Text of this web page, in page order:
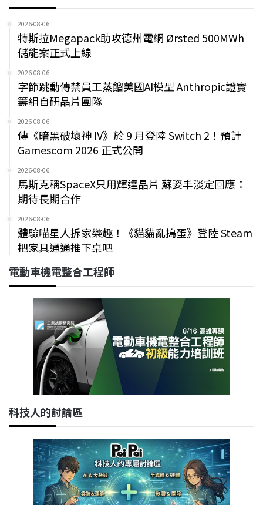
2026-08-06
特斯拉Megapack助攻德州電網 Ørsted 500MWh
儲能案正式上線
2026-08-06
字節跳動傳禁員工蒸餾美國AI模型 Anthropic證實
籌組自研晶片團隊
2026-08-06
傳《暗黑破壞神 IV》於 9 月登陸 Switch 2！預計
Gamescom 2026 正式公開
2026-08-06
馬斯克稱SpaceX只用輝達晶片 蘇姿丰淡定回應：
期待長期合作
2026-08-06
體驗喵星人拆家樂趣！《貓貓亂搗蛋》登陸 Steam
把家具通通推下桌吧
電動車機電整合工程師
科技人的討論區